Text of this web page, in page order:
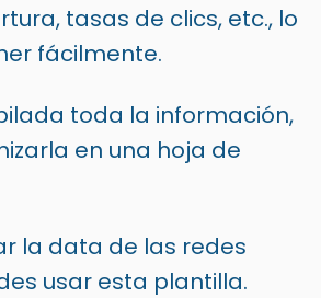
tasas de clics, etc., lo
fácilmente.
toda la información,
en una hoja de
la data de las redes
usar esta plantilla.